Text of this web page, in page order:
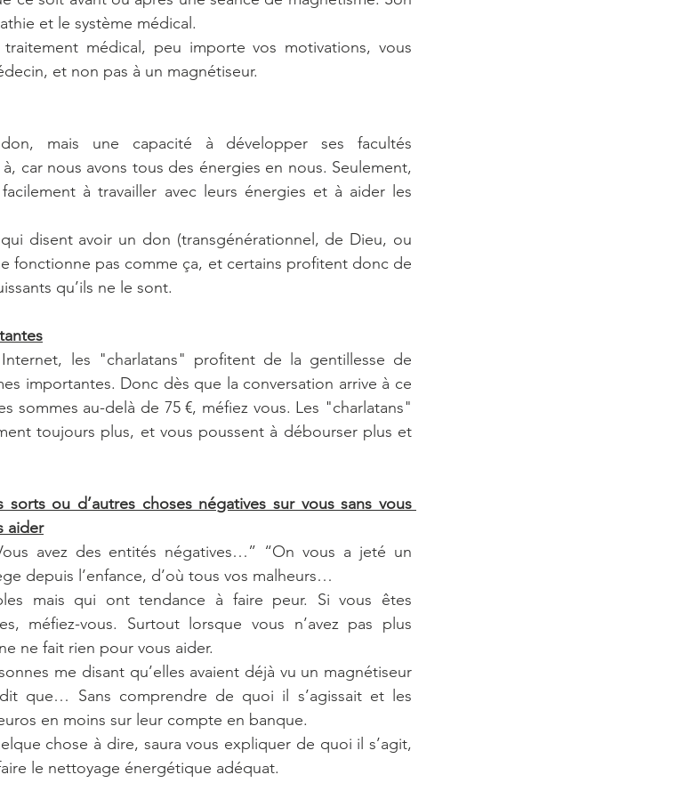
et le système médical.
traitement médical, peu importe vos motivations, vous
et non pas à un magnétiseur.
mais une capacité à développer ses facultés
car nous avons tous des énergies en nous. Seulement,
à travailler avec leurs énergies et à aider les
disent avoir un don (transgénérationnel, de Dieu, ou
fonctionne pas comme ça, et certains profitent donc de
qu’ils ne le sont.
les "charlatans" profitent de la gentillesse de
importantes. Donc dès que la conversation arrive à ce
sommes au-delà de 75 €, méfiez vous. Les "charlatans"
toujours plus, et vous poussent à débourser plus et
ou d’autres choses négatives sur vous sans vous
aider
avez des entités négatives…” “On vous a jeté un
depuis l’enfance, d’où tous vos malheurs…
mais qui ont tendance à faire peur. Si vous êtes
méfiez-vous. Surtout lorsque vous n’avez pas plus
ne fait rien pour vous aider.
me disant qu’elles avaient déjà vu un magnétiseur
que… Sans comprendre de quoi il s’agissait et les
en moins sur leur compte en banque.
chose à dire, saura vous expliquer de quoi il s’agit,
le nettoyage énergétique adéquat.